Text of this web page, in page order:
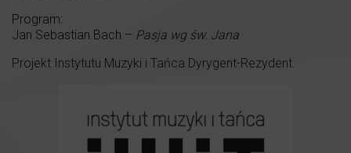
Program:
Jan Sebastian Bach – Pasja wg św. Jana
Projekt Instytutu Muzyki i Tańca Dyrygent-Rezydent.